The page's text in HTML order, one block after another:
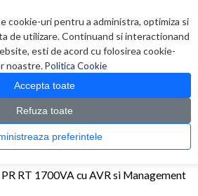
cookie-uri pentru a administra, optimiza si
de utilizare. Continuand si interactionand
esti de acord cu folosirea cookie-
noastre.Politica Cookie
Accepta toate
Refuza toate
Administreaza preferintele
0 produs(e)
> UPS > UPS SOCOMEC Netys PR RT 1700VA cu AVR si
RT 1700VA cu AVR si Management